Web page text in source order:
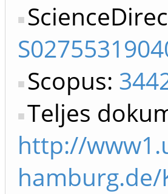
Scopus:
Teljes
http://